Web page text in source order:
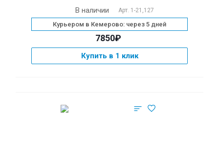
В наличии Арт. 1-21,127
Курьером в Кемерово: через 5 дней
7850₽
Купить в 1 клик